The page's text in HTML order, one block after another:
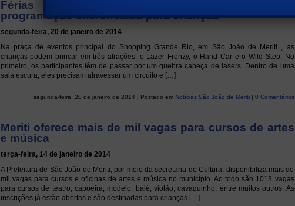
Férias em Meriti: Shopping Grande Rio oferece
programação diferenciada para crianças
segunda-feira, 20 de janeiro de 2014
Na praça de eventos principal do Shopping Grande Rio, em São João de Meriti , as
crianças podem brincar em três atrações: o Lazer Frenzy, o Hand Car e o Wild Step. No
primeiro, os participantes têm de passar por um quebra cabeça de lasers. Dentro de uma
sala escura, eles precisam atravessar um circuito e […]
segunda-feira, 20 de janeiro de 2014 | Postado em Notícias São João de Meriti| 0 Comentários
Meriti oferece mais de mil vagas para cursos de artes
e música
terça-feira, 14 de janeiro de 2014
A Prefeitura de São João de Meriti, por meio da secretaria de Cultura, disponibiliza mais de
mil vagas para cursos e oficinas de artes e música no município. Ao todo são 1013 vagas
para cursos de teatro, capoeira, modelo, balé, violão, cavaquinho, entre muitos outros. As
inscrições já estão abertas e são destinadas para crianças […]